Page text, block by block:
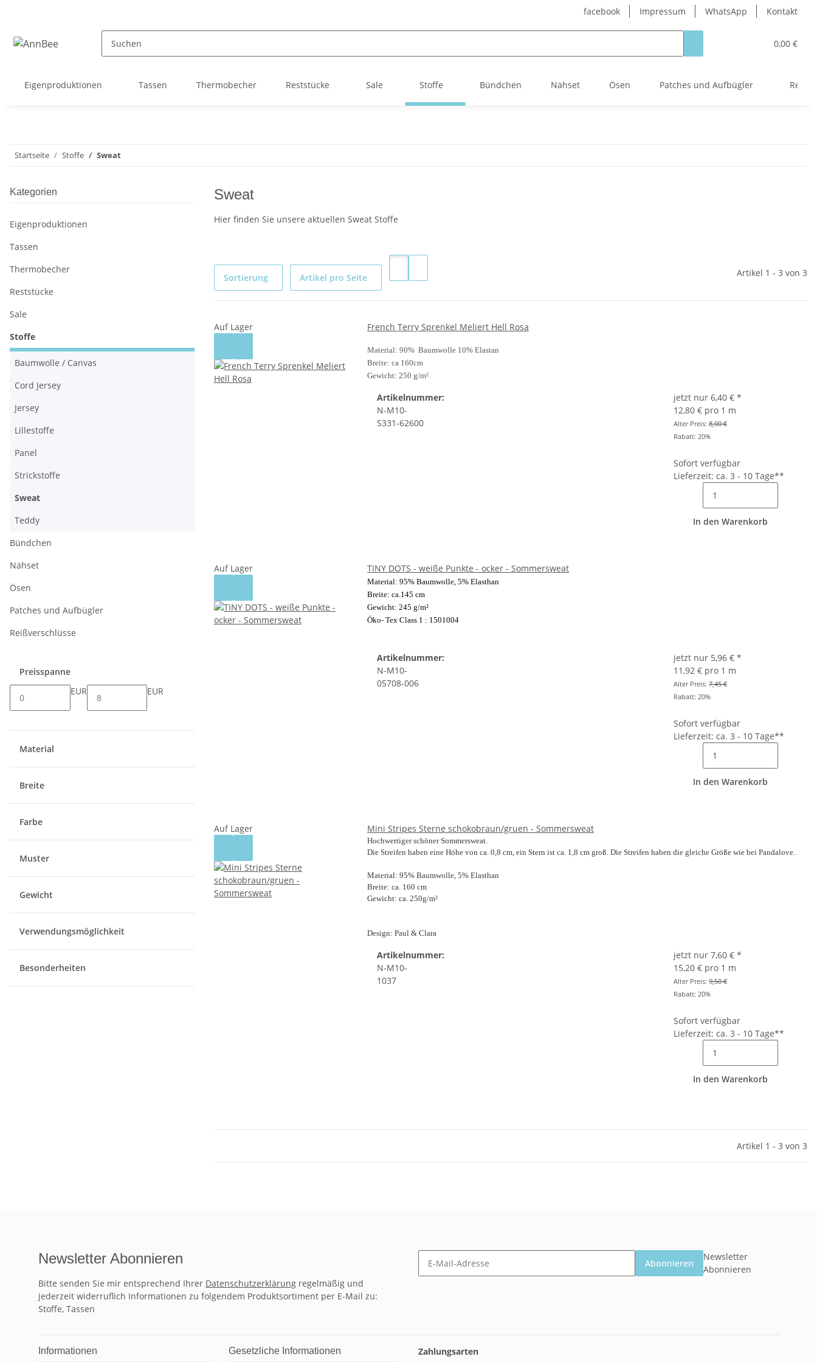
facebook Impressum WhatsApp Kontakt
0,00 €
Eigenproduktionen Tassen Thermobecher Reststücke Sale Stoffe Bündchen Nähset Ösen Patches und Aufbügler
Startseite Stoffe Sweat
Sweat
Hier finden Sie unsere aktuellen Sweat Stoffe
Sortierung Artikel pro Seite Artikel 1 - 3 von 3
Auf Lager French Terry Sprenkel Meliert Hell Rosa
Material: 90% Baumwolle 10% Elastan
Breite: ca 160cm
Gewicht: 250 g/m²
Artikelnummer:
N-M10-
S331-62600
jetzt nur 6,40 € *
12,80 € pro 1 m
Alter Preis: 8,00 €
Rabatt: 20%
Sofort verfügbar
Lieferzeit: ca. 3 - 10 Tage**
In den Warenkorb
Auf Lager TINY DOTS - weiße Punkte - ocker - Sommersweat
Material: 95% Baumwolle, 5% Elasthan
Breite: ca.145 cm
Gewicht: 245 g/m²
Öko- Tex Class 1 : 1501004
Artikelnummer:
N-M10-
05708-006
jetzt nur 5,96 € *
11,92 € pro 1 m
Alter Preis: 7,45 €
Rabatt: 20%
Sofort verfügbar
Lieferzeit: ca. 3 - 10 Tage**
In den Warenkorb
Auf Lager Mini Stripes Sterne schokobraun/gruen - Sommersweat
Hochwertiger schöner Sommersweat.
Die Streifen haben eine Höhe von ca. 0,8 cm, ein Stern ist ca. 1,8 cm groß. Die Streifen haben die gleiche Größe wie bei Pandalove.
Material: 95% Baumwolle, 5% Elasthan
Breite: ca. 160 cm
Gewicht: ca. 250g/m²
Design: Paul & Clara
Artikelnummer:
N-M10-
1037
jetzt nur 7,60 € *
15,20 € pro 1 m
Alter Preis: 9,50 €
Rabatt: 20%
Sofort verfügbar
Lieferzeit: ca. 3 - 10 Tage**
In den Warenkorb
Artikel 1 - 3 von 3
Kategorien
Eigenproduktionen
Tassen
Thermobecher
Reststücke
Sale
Stoffe
Baumwolle / Canvas
Cord Jersey
Jersey
Lillestoffe
Panel
Strickstoffe
Sweat
Teddy
Bündchen
Nähset
Ösen
Patches und Aufbügler
Reißverschlüsse
Preisspanne
EUR
EUR
Material
Breite
Farbe
Muster
Gewicht
Verwendungsmöglichkeit
Besonderheiten
Newsletter Abonnieren
Bitte senden Sie mir entsprechend Ihrer Datenschutzerklärung regelmäßig und
jederzeit widerruflich Informationen zu folgendem Produktsortiment per E-Mail zu:
Stoffe, Tassen
Abonnieren
Newsletter
Abonnieren
Informationen Gesetzliche Informationen Zahlungsarten